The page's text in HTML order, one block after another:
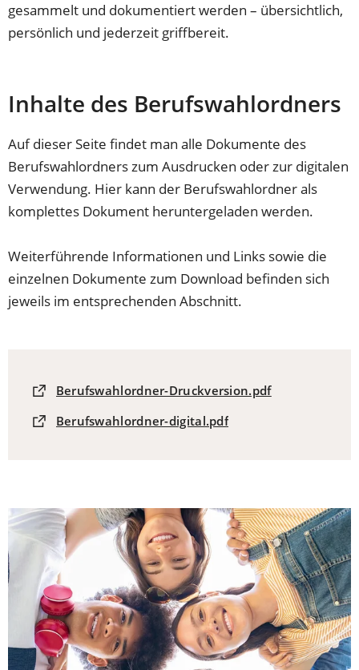
gesammelt und dokumentiert werden – übersichtlich,
persönlich und jederzeit griffbereit.
Inhalte des Berufswahlordners
Auf dieser Seite findet man alle Dokumente des
Berufswahlordners zum Ausdrucken oder zur digitalen
Verwendung. Hier kann der Berufswahlordner als
komplettes Dokument heruntergeladen werden.
Weiterführende Informationen und Links sowie die
einzelnen Dokumente zum Download befinden sich
jeweils im entsprechenden Abschnitt.
Berufswahlordner-Druckversion.pdf
(Öffnet
einemBerufswahlordner-digital.pdf
(Öffnet